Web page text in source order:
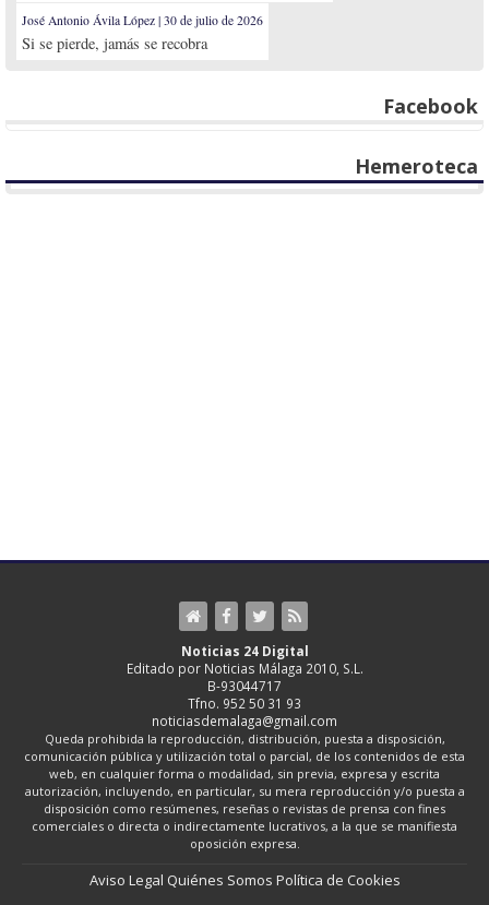
José Antonio Ávila López | 30 de julio de 2026
Si se pierde, jamás se recobra
Facebook
Hemeroteca
Noticias 24 Digital
Editado por Noticias Málaga 2010, S.L.
B-93044717
Tfno. 952 50 31 93
noticiasdemalaga@gmail.com
Queda prohibida la reproducción, distribución, puesta a disposición,
comunicación pública y utilización total o parcial, de los contenidos de esta
web, en cualquier forma o modalidad, sin previa, expresa y escrita
autorización, incluyendo, en particular, su mera reproducción y/o puesta a
disposición como resúmenes, reseñas o revistas de prensa con fines
comerciales o directa o indirectamente lucrativos, a la que se manifiesta
oposición expresa.
Aviso Legal Quiénes Somos Política de Cookies